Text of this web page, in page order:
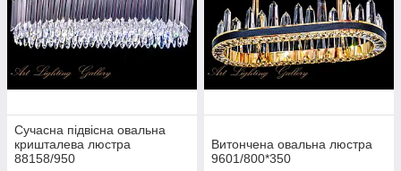
Сучасна підвісна овальна
кришталева люстра
88158/950
Витончена овальна люстра
9601/800*350